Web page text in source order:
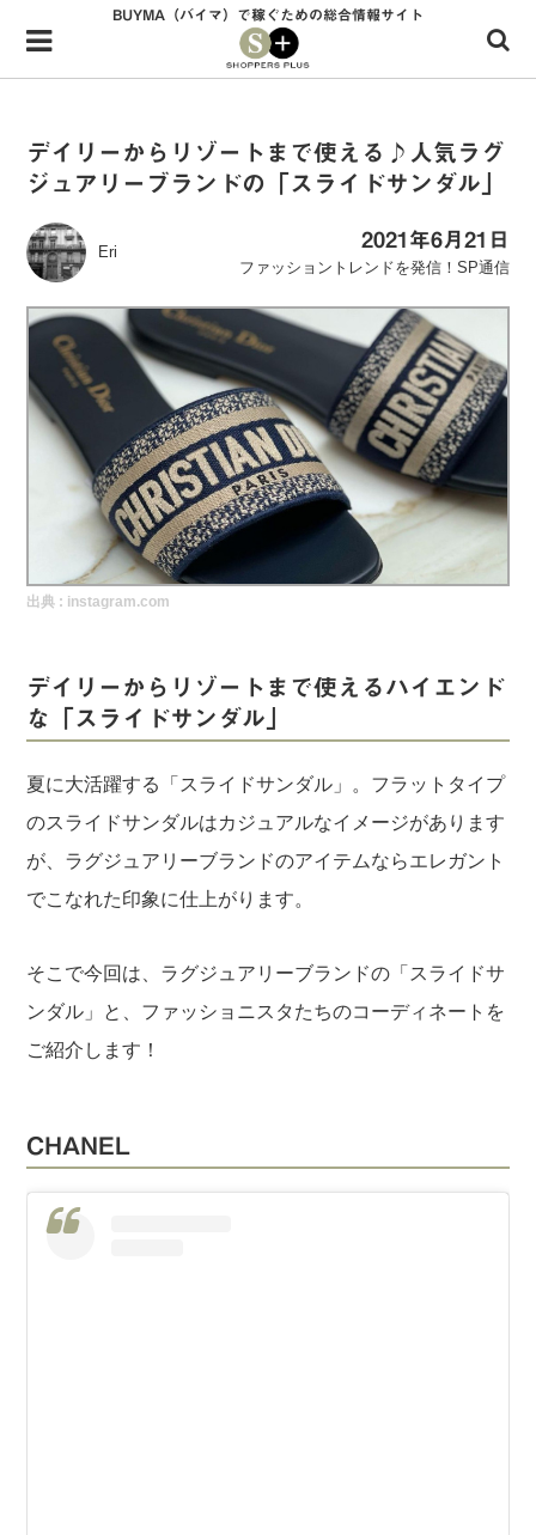
Menu
HOME
34歳独身OLバイマ実践記
無在庫で自由気ままに稼ぐ！バイマ実践記
BUYMAで人気のブランド
BUYMAの売れ筋商品
バイマの疑問に現役パーソナルショッパーが答えてみた
バイマ活動の疑問に売れっ子現役バイヤーが答えてみた
実録！海外ショップで買ってみた！
海外SHOP LIST
BUYMA（バイマ）で稼ぐための総合情報サイト
デイリーからリゾートまで使える♪人気ラグ
ジュアリーブランドの「スライドサンダル」
Eri
2021年6月21日
ファッショントレンドを発信！SP通信
出典 : instagram.com
デイリーからリゾートまで使えるハイエンド
な「スライドサンダル」
夏に大活躍する「スライドサンダル」。フラットタイプ
のスライドサンダルはカジュアルなイメージがあります
が、ラグジュアリーブランドのアイテムならエレガント
でこなれた印象に仕上がります。
そこで今回は、ラグジュアリーブランドの「スライドサ
ンダル」と、ファッショニスタたちのコーディネートを
ご紹介します！
CHANEL